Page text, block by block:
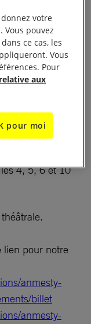
Jorge
créé par la
avec
codes du
à suivre
et les
tout
comprend
4, 5, 6 et 10
lien pour notre
anmesty-
billet
anmesty-
donnez votre
Vous pouvez
ce cas, les
Vous
Pour
aux
pour moi